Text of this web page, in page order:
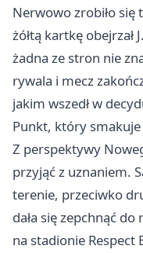
Nerwowo zrobiło się
żółtą kartkę obejrzał
żadna ze stron nie
rywala i mecz
jakim wszedł w
Punkt, który
Z perspektywy
przyjąć z uznaniem.
terenie, przeciwko
dała się zepchnąć
na stadionie Respect